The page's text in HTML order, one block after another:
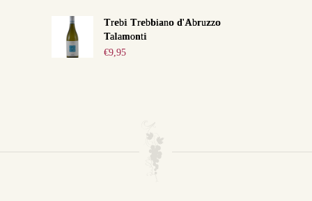
Trebi Trebbiano d'Abruzzo
Talamonti
€9,95